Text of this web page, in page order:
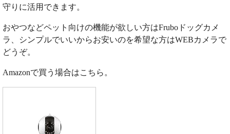
守りに活用できます。
おやつなどペット向けの機能が欲しい方はFruboドッグカメ
ラ、シンプルでいいからお安いのを希望な方はWEBカメラで
どうぞ。
Amazonで買う場合はこちら。